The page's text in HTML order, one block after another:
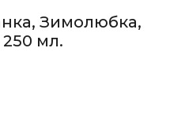
Зимолюбка,
мл.